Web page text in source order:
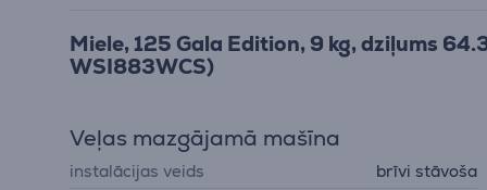
Miele, 125 Gala Edition, 9 kg, dziļums
WSI883WCS)
Veļas mazgājamā mašīna
instalācijas veids
brīvi stāvoša